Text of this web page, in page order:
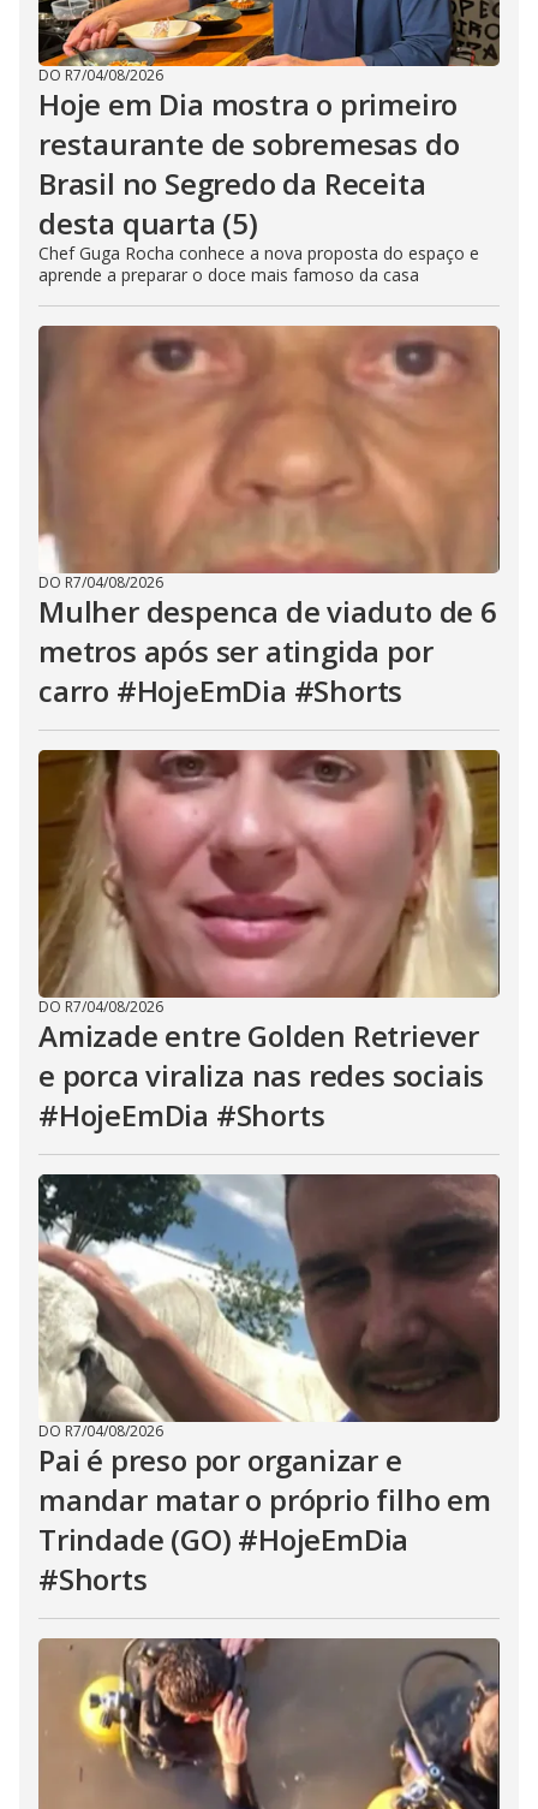
DO R7/04/08/2026
Hoje em Dia mostra o primeiro
restaurante de sobremesas do
Brasil no Segredo da Receita
desta quarta (5)
Chef Guga Rocha conhece a nova proposta do espaço e
aprende a preparar o doce mais famoso da casa
DO R7/04/08/2026
Mulher despenca de viaduto de 6
metros após ser atingida por
carro #HojeEmDia #Shorts
DO R7/04/08/2026
Amizade entre Golden Retriever
e porca viraliza nas redes sociais
#HojeEmDia #Shorts
DO R7/04/08/2026
Pai é preso por organizar e
mandar matar o próprio filho em
Trindade (GO) #HojeEmDia
#Shorts